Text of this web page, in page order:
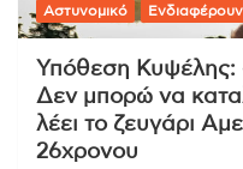
Αστυνομικό Ενδιαφέρουν
Υπόθεση Κυψέλης:
Δεν μπορώ να
λέει το ζευγάρι
26χρονου